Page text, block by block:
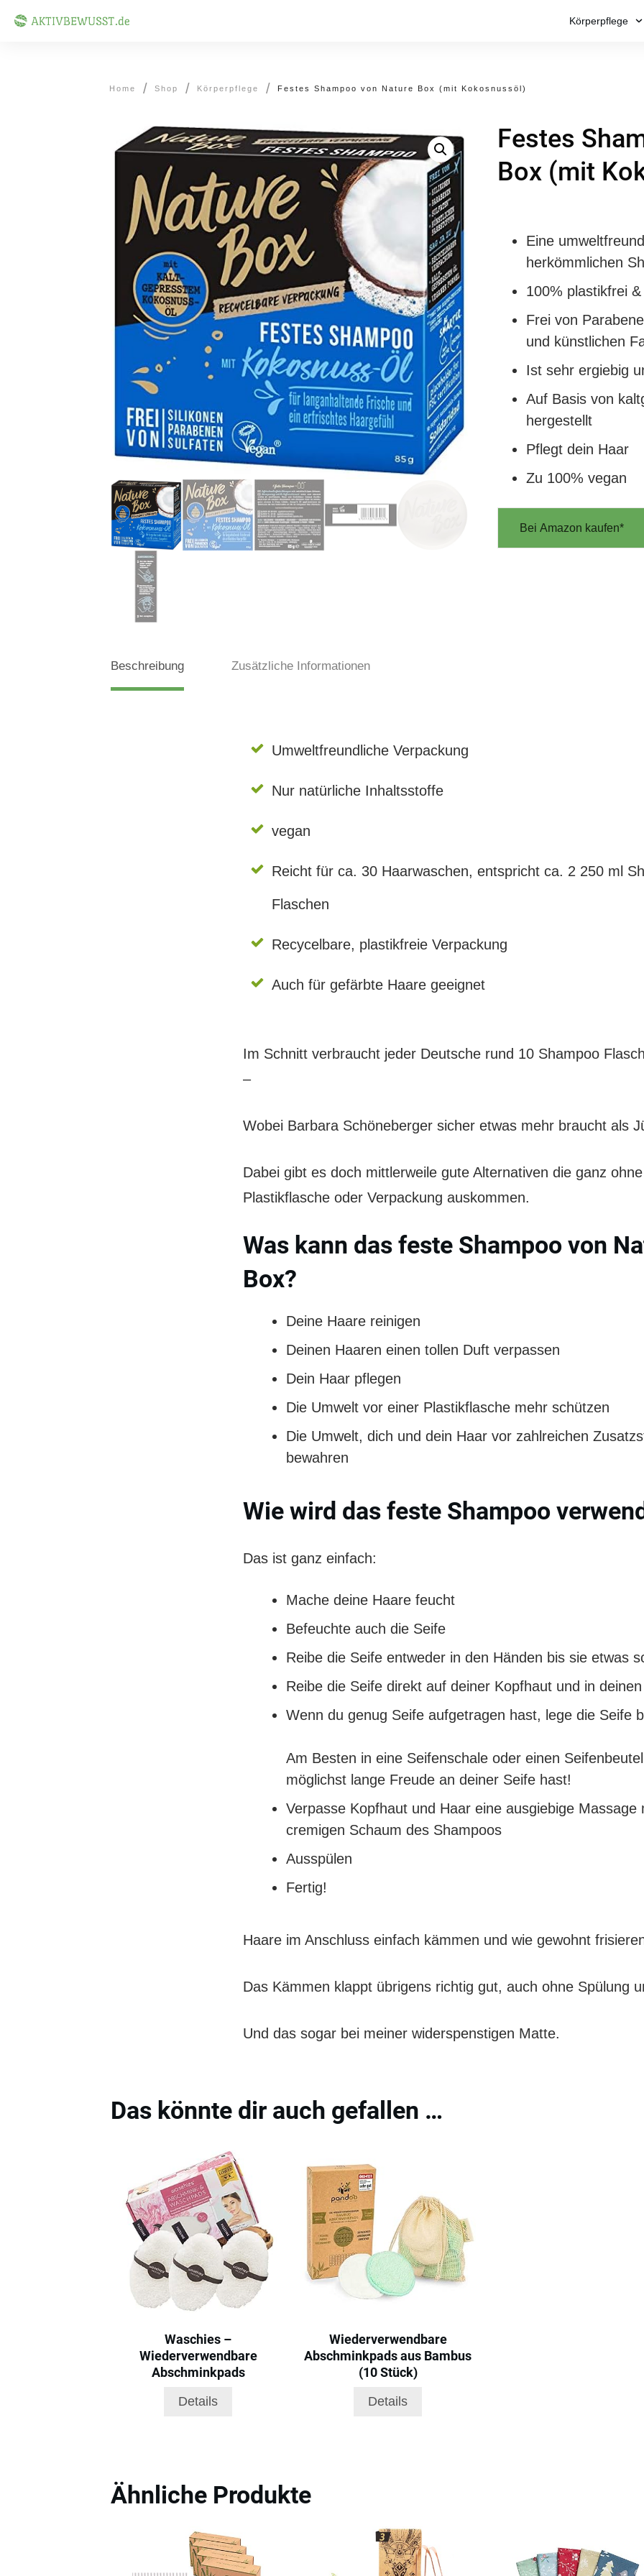
Körperpflege
Home / Shop / Körperpflege / Festes Shampoo von Nature Box (mit Kokosnussöl)
Festes
Box (mit
Eine
herkömmlichen
100% plastikfrei
Frei von
und künstlichen
Ist sehr ergiebig
Auf Basis von
hergestellt
Pflegt dein Haar
Zu 100% vegan
Bei Amazon kaufen*
Beschreibung Zusätzliche Informationen
Umweltfreundliche Verpackung
Nur natürliche Inhaltsstoffe
vegan
Reicht für ca. 30 Haarwaschen, entspricht ca. 2 250 ml
Flaschen
Recycelbare, plastikfreie Verpackung
Auch für gefärbte Haare geeignet
Im Schnitt verbraucht jeder Deutsche rund 10 Shampoo
–
Wobei Barbara Schöneberger sicher etwas mehr braucht als
Dabei gibt es doch mittlerweile gute Alternativen die ganz ohne
Plastikflasche oder Verpackung auskommen.
Was kann das feste Shampoo von
Box?
Deine Haare reinigen
Deinen Haaren einen tollen Duft verpassen
Dein Haar pflegen
Die Umwelt vor einer Plastikflasche mehr schützen
Die Umwelt, dich und dein Haar vor zahlreichen
bewahren
Wie wird das feste Shampoo
Das ist ganz einfach:
Mache deine Haare feucht
Befeuchte auch die Seife
Reibe die Seife entweder in den Händen bis sie etwas
Reibe die Seife direkt auf deiner Kopfhaut und in
Wenn du genug Seife aufgetragen hast, lege die Seife
Am Besten in eine Seifenschale oder einen
möglichst lange Freude an deiner Seife hast!
Verpasse Kopfhaut und Haar eine ausgiebige Massage
cremigen Schaum des Shampoos
Ausspülen
Fertig!
Haare im Anschluss einfach kämmen und wie gewohnt
Das Kämmen klappt übrigens richtig gut, auch ohne Spülung
Und das sogar bei meiner widerspenstigen Matte.
Das könnte dir auch gefallen …
Waschies –
Wiederverwendbare
Abschminkpads
Details
Wiederverwendbare
Abschminkpads aus Bambus
(10 Stück)
Details
Ähnliche Produkte